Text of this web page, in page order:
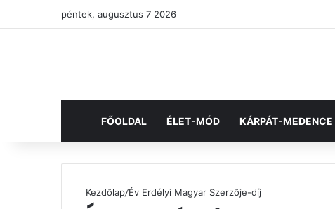
péntek, augusztus 7 2026
FŐOLDAL ÉLET-MÓD KÁRPÁT-MEDENCE
Kezdőlap/Év Erdélyi Magyar Szerzője-díj